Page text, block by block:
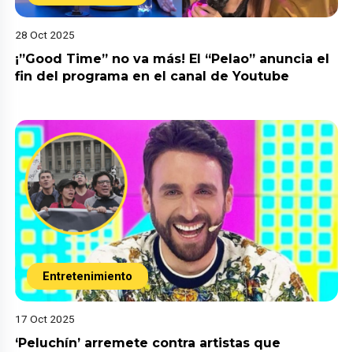
28 Oct 2025
¡”Good Time” no va más! El “Pelao” anuncia el
fin del programa en el canal de Youtube
Entretenimiento
17 Oct 2025
‘Peluchín’ arremete contra artistas que